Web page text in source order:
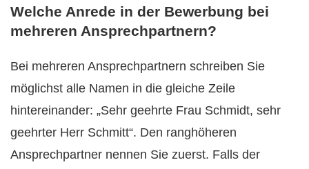
Welche Anrede in der Bewerbung bei
mehreren Ansprechpartnern?
Bei mehreren Ansprechpartnern schreiben Sie
möglichst alle Namen in die gleiche Zeile
hintereinander: „Sehr geehrte Frau Schmidt, sehr
geehrter Herr Schmitt“. Den ranghöheren
Ansprechpartner nennen Sie zuerst. Falls der